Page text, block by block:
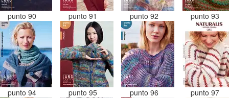
punto 90 punto 91 punto 92 punto 93
punto 94 punto 95 punto 96 punto 97